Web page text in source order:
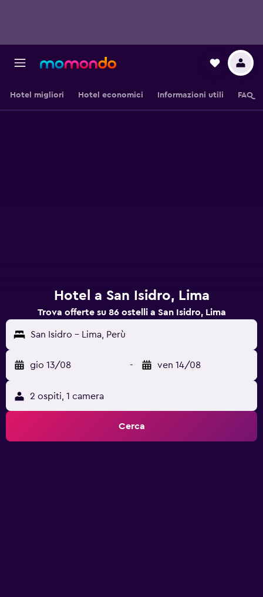
Hotel migliori Hotel economici Informazioni utili FAQ
Hotel a San Isidro, Lima
Trova offerte su 86 ostelli a San Isidro, Lima
San Isidro - Lima, Perù
gio 13/08 - ven 14/08
2 ospiti, 1 camera
Cerca